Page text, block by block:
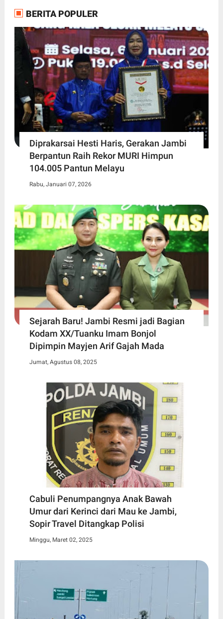
BERITA POPULER
Diprakarsai Hesti Haris, Gerakan Jambi
Berpantun Raih Rekor MURI Himpun
104.005 Pantun Melayu
Rabu, Januari 07, 2026
Sejarah Baru! Jambi Resmi jadi Bagian
Kodam XX/Tuanku Imam Bonjol
Dipimpin Mayjen Arif Gajah Mada
Jumat, Agustus 08, 2025
Cabuli Penumpangnya Anak Bawah
Umur dari Kerinci dari Mau ke Jambi,
Sopir Travel Ditangkap Polisi
Minggu, Maret 02, 2025